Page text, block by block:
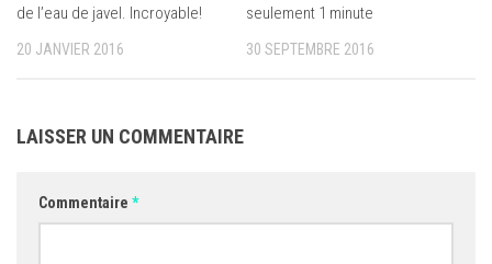
de l’eau de javel. Incroyable!
20 JANVIER 2016
seulement 1 minute
30 SEPTEMBRE 2016
LAISSER UN COMMENTAIRE
Commentaire *